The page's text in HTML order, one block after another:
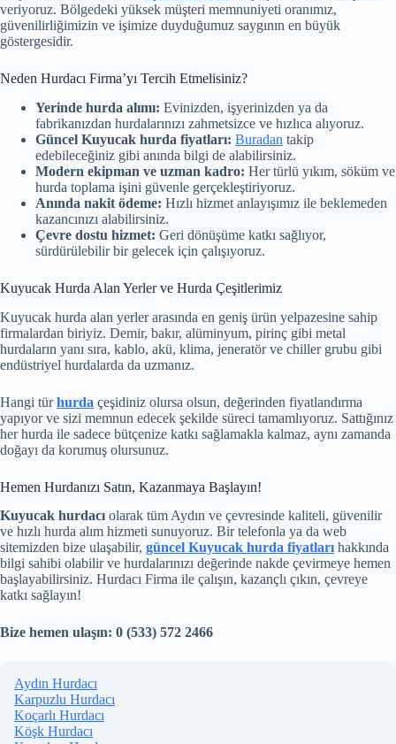
veriyoruz. Bölgedeki yüksek müşteri memnuniyeti oranımız,
güvenilirliğimizin ve işimize duyduğumuz saygının en büyük
göstergesidir.
Neden Hurdacı Firma’yı Tercih Etmelisiniz?
Yerinde hurda alımı: Evinizden, işyerinizden ya da
fabrikanızdan hurdalarınızı zahmetsizce ve hızlıca alıyoruz.
Güncel Kuyucak hurda fiyatları: Buradan takip
edebileceğiniz gibi anında bilgi de alabilirsiniz.
Modern ekipman ve uzman kadro: Her türlü yıkım, söküm ve
hurda toplama işini güvenle gerçekleştiriyoruz.
Anında nakit ödeme: Hızlı hizmet anlayışımız ile beklemeden
kazancınızı alabilirsiniz.
Çevre dostu hizmet: Geri dönüşüme katkı sağlıyor,
sürdürülebilir bir gelecek için çalışıyoruz.
Kuyucak Hurda Alan Yerler ve Hurda Çeşitlerimiz
Kuyucak hurda alan yerler arasında en geniş ürün yelpazesine sahip
firmalardan biriyiz. Demir, bakır, alüminyum, pirinç gibi metal
hurdaların yanı sıra, kablo, akü, klima, jeneratör ve chiller grubu gibi
endüstriyel hurdalarda da uzmanız.
Hangi türhurda çeşidiniz olursa olsun, değerinden fiyatlandırma
yapıyor ve sizi memnun edecek şekilde süreci tamamlıyoruz. Sattığınız
her hurda ile sadece bütçenize katkı sağlamakla kalmaz, aynı zamanda
doğayı da korumuş olursunuz.
Hemen Hurdanızı Satın, Kazanmaya Başlayın!
Kuyucak hurdacı olarak tüm Aydın ve çevresinde kaliteli, güvenilir
ve hızlı hurda alım hizmeti sunuyoruz. Bir telefonla ya da web
sitemizden bize ulaşabilir, güncel Kuyucak hurda fiyatları hakkında
bilgi sahibi olabilir ve hurdalarınızı değerinde nakde çevirmeye hemen
başlayabilirsiniz. Hurdacı Firma ile çalışın, kazançlı çıkın, çevreye
katkı sağlayın!
Bize hemen ulaşın: 0 (533) 572 2466
Aydın Hurdacı
Karpuzlu Hurdacı
Koçarlı Hurdacı
Köşk Hurdacı